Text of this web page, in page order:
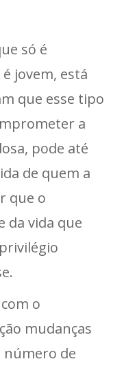
só é
jovem, está
que esse tipo
a
pode até
de quem a
que o
da vida que
o
mudanças
número de